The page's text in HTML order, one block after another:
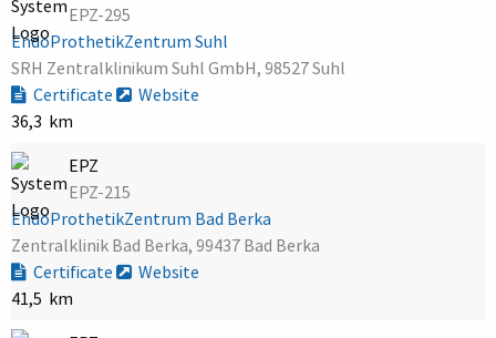
EPZ-295
EndoProthetikZentrum Suhl
SRH Zentralklinikum Suhl GmbH, 98527 Suhl
Certificate
Website
36,3 km
EPZ
EPZ-215
EndoProthetikZentrum Bad Berka
Zentralklinik Bad Berka, 99437 Bad Berka
Certificate
Website
41,5 km